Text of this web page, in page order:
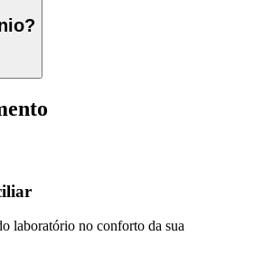
laboratório no conforto da sua